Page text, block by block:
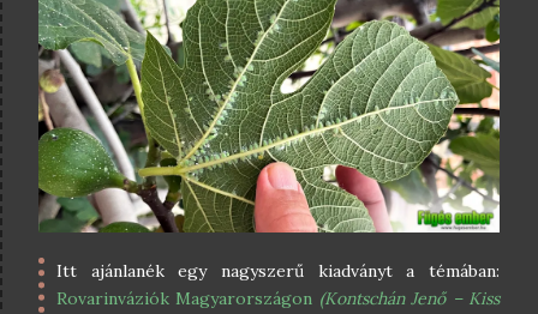
Itt ajánlanék egy nagyszerű kiadványt a témában:
Rovarinváziók Magyarországon (Kontschán Jenő – Kiss